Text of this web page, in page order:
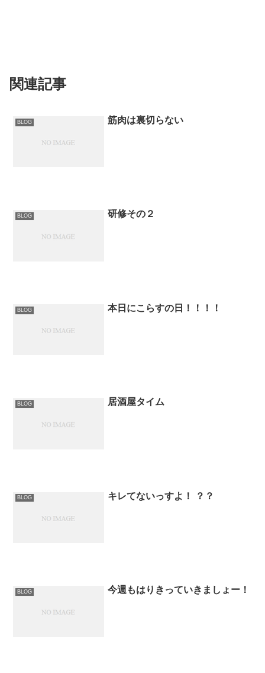
関連記事
BLOG 筋肉は裏切らない
BLOG 研修その２
BLOG 本日にこらすの日！！！！
BLOG 居酒屋タイム
BLOG キレてないっすよ！ ？？
BLOG 今週もはりきっていきましょー！